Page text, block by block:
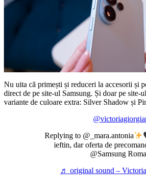
Nu uita că primești și reduceri la accesorii și
direct de pe site-ul Samsung. Și doar pe site-
variante de culoare extra: Silver Shadow și
Replying to @_mara.antonia
ieftin, dar oferta de
@Samsung
♬ original sound –